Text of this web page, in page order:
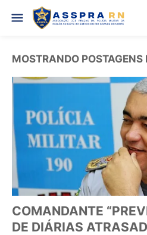
MOSTRANDO
COMANDANTE
DE DIÁRIAS